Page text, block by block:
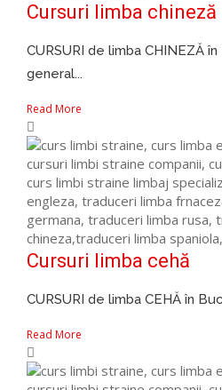
Cursuri limba chineză
CURSURI de limba CHINEZĂ
general...
Read More
Cursuri limba cehă
CURSURI de limba CEHĂ în
Read More